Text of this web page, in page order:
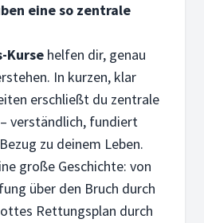
eine so zentrale
Kurse helfen dir, genau
In kurzen, klar
erschließt du zentrale
verständlich, fundiert
zu deinem Leben.
große Geschichte: von
über den Bruch durch
Rettungsplan durch